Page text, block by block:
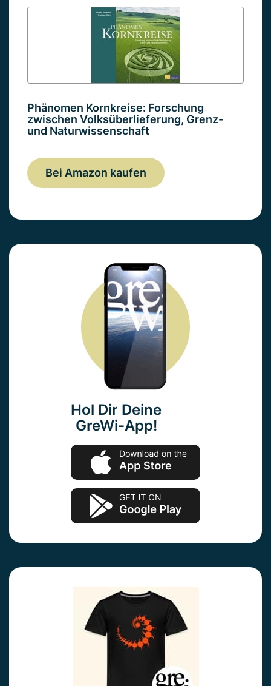
Phänomen Kornkreise: Forschung
zwischen Volksüberlieferung, Grenz-
und Naturwissenschaft
Bei Amazon kaufen
Hol Dir Deine
GreWi-App!